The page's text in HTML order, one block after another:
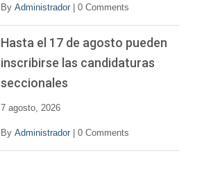
By Administrador 0 Comments
Hasta el 17 de agosto pueden
inscribirse las candidaturas
seccionales
7 agosto, 2026
By Administrador 0 Comments